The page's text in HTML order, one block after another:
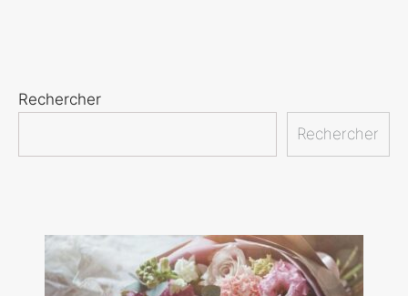
Rechercher
Rechercher